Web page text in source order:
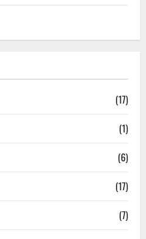
(17)
(1)
(6)
(17)
(7)